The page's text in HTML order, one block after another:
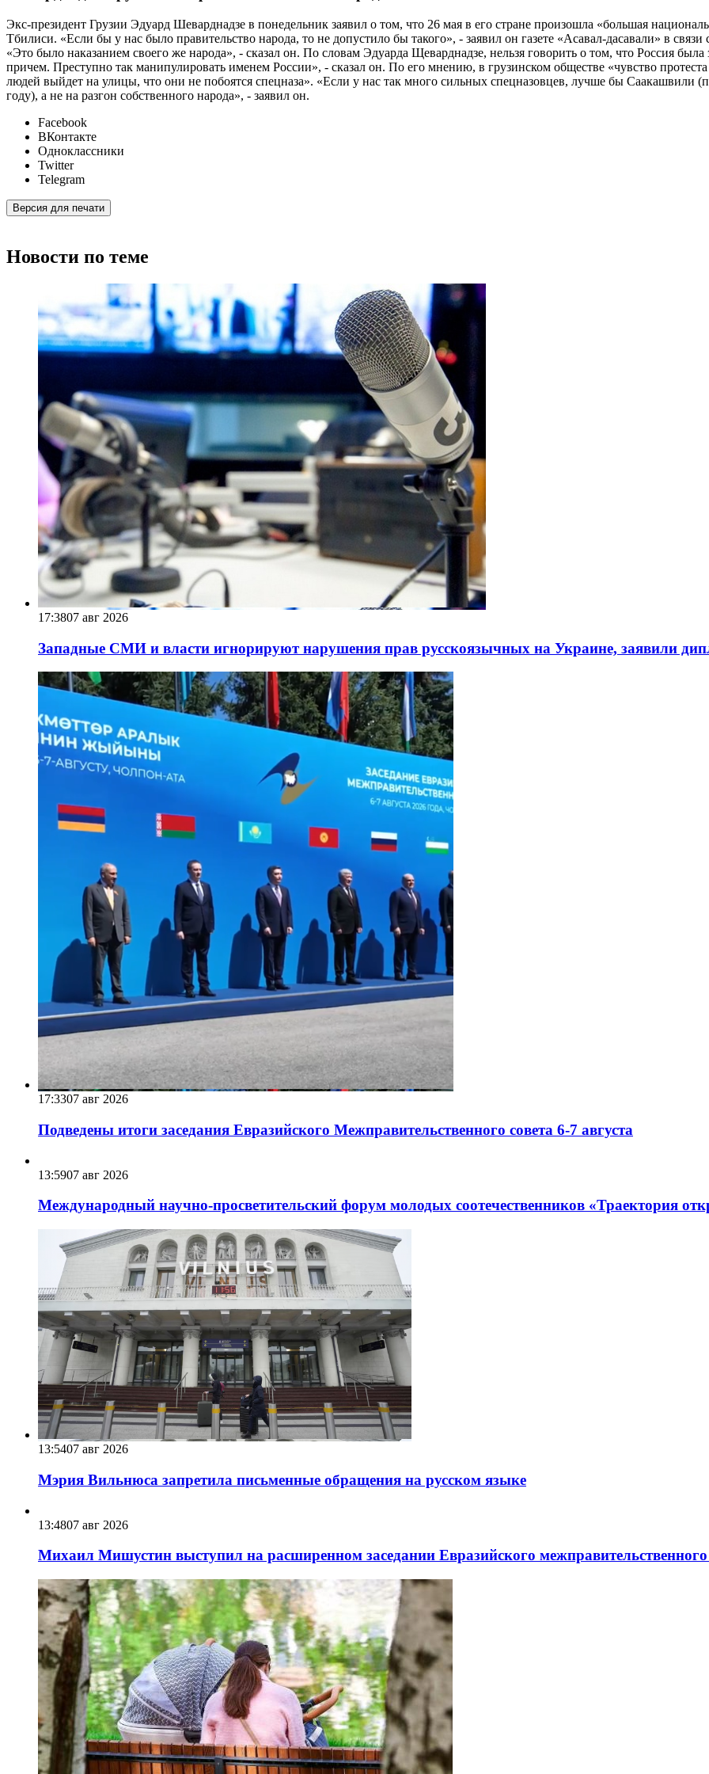
Экс-президент Грузии Эдуард Шеварднадзе в понедельник заявил о том, что 26 мая в его стране произошла «большая
Тбилиси. «Если бы у нас было правительство народа, то не допустило бы такого», - заявил он газете «Асавал-дасавали» в
«Это было наказанием своего же народа», - сказал он. По словам Эдуарда Щеварднадзе, нельзя говорить о том, что Россия
причем. Преступно так манипулировать именем России», - сказал он. По его мнению, в грузинском обществе «чувство
людей выйдет на улицы, что они не побоятся спецназа». «Если у нас так много сильных спецназовцев, лучше бы Саакашвили
году), а не на разгон собственного народа», - заявил он.
Facebook
ВКонтакте
Одноклассники
Twitter
Telegram
Версия для печати
Новости по теме
17:3807 авг 2026
Западные СМИ и власти игнорируют нарушения прав русскоязычных на Украине, заявили
17:3307 авг 2026
Подведены итоги заседания Евразийского Межправительственного совета 6-7 августа
13:5907 авг 2026
Международный научно-просветительский форум молодых соотечественников «Траектория
13:5407 авг 2026
Мэрия Вильнюса запретила письменные обращения на русском языке
13:4807 авг 2026
Михаил Мишустин выступил на расширенном заседании Евразийского